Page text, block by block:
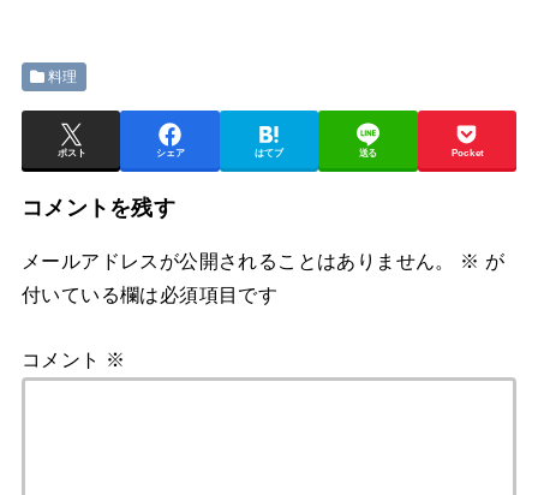
料理
ポスト シェア はてブ 送る Pocket
コメントを残す
メールアドレスが公開されることはありません。 ※ が
付いている欄は必須項目です
コメント ※